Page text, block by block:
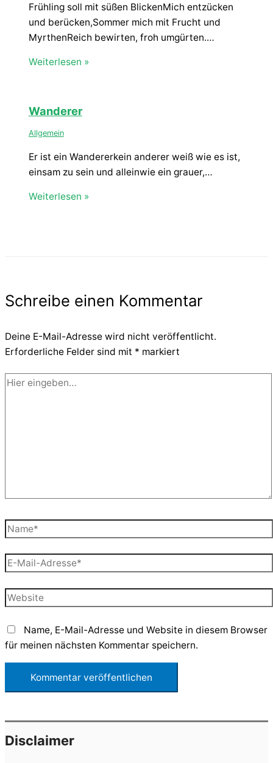
Frühling soll mit süßen BlickenMich entzücken
und berücken,Sommer mich mit Frucht und
MyrthenReich bewirten, froh umgürten.…
Weiterlesen »
Wanderer
Allgemein
Er ist ein Wandererkein anderer weiß wie es ist,
einsam zu sein und alleinwie ein grauer,…
Weiterlesen »
Schreibe einen Kommentar
Deine E-Mail-Adresse wird nicht veröffentlicht.
Erforderliche Felder sind mit * markiert
Hier
Name*
E-
Mail-
Adresse*
Website
Name, E-Mail-Adresse und Website in diesem Browser
für meinen nächsten Kommentar speichern.
Disclaimer